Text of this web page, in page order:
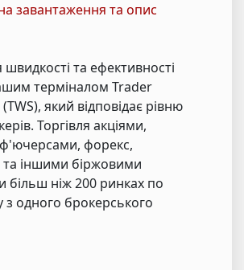
завантаження та опис
швидкості та ефективності
терміналом Trader
який відповідає рівню
Торгівля акціями,
форекс,
та іншими біржовими
більш ніж 200 ринках по
з одного брокерського